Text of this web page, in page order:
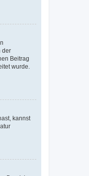
der
Beitrag
wurde.
kannst